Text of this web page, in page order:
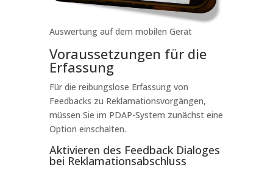
Auswertung auf dem mobilen Gerät
Voraussetzungen für die
Erfassung
Für die reibungslose Erfassung von
Feedbacks zu Reklamationsvorgängen,
müssen Sie im PDAP-System zunächst eine
Option einschalten.
Aktivieren des Feedback Dialoges
bei Reklamationsabschluss